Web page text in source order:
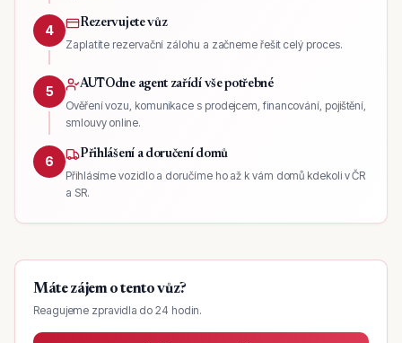
4 Rezervujete vůz
Zaplatíte rezervační zálohu a začneme řešit celý proces.
5 AUTOdne agent zařídí vše potřebné
Ověření vozu, komunikace s prodejcem, financování, pojištění,
smlouvy online.
6 Přihlášení a doručení domů
Přihlásíme vozidlo a doručíme ho až k vám domů kdekoli v ČR
a SR.
Máte zájem o tento vůz?
Reagujeme zpravidla do 24 hodin.